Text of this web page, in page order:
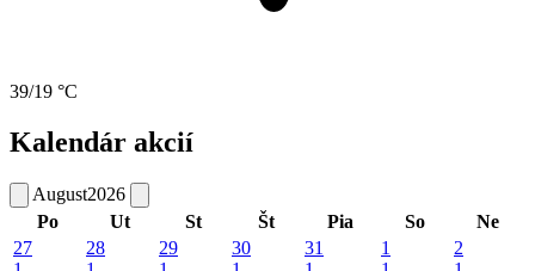
39/19 °C
Kalendár akcií
August2026
Po
Ut St Št Pia So
Ne
27
28
29
30
31
1
2